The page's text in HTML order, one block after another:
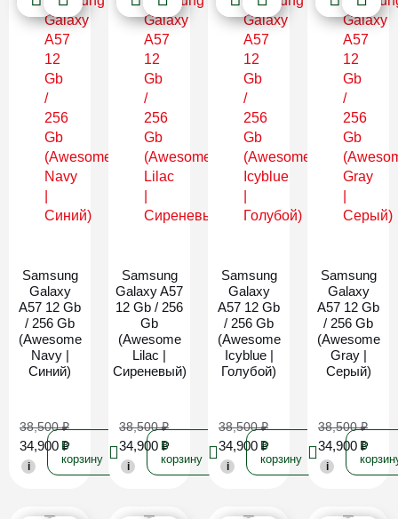
Samsung
Galaxy
A57 12 Gb
/ 256 Gb
(Awesome
Navy |
Синий)
38,500₽
34,900 ₽
i
В
корзину
Samsung
Galaxy A57
12 Gb / 256
Gb
(Awesome
Lilac |
Сиреневый)
38,500₽
34,900 ₽
i
В
корзину
Samsung
Galaxy
A57 12 Gb
/ 256 Gb
(Awesome
Icyblue |
Голубой)
38,500₽
34,900 ₽
i
В
корзину
Samsung
Galaxy
A57 12 Gb
/ 256 Gb
(Awesome
Gray |
Серый)
38,500₽
34,900 ₽
i
В